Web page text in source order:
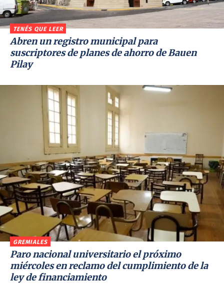
TENÉS QUE LEER
Abren un registro municipal para
suscriptores de planes de ahorro de Bauen
Pilay
GREMIALES
Paro nacional universitario el próximo
miércoles en reclamo del cumplimiento de la
ley de financiamiento